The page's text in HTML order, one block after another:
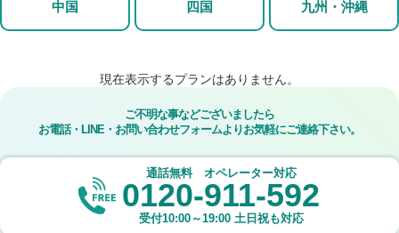
中国 四国 九州・沖縄
現在表示するプランはありません。
ご不明な事などございましたら
お電話・LINE・お問い合わせフォームよりお気軽にご連絡下さい。
通話無料 オペレーター対応
0120-911-592
受付10:00～19:00 土日祝も対応